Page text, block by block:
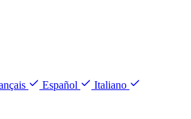
Español Italiano